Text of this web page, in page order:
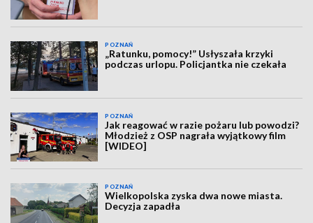
POZNAŃ
„Ratunku, pomocy!” Usłyszała krzyki
podczas urlopu. Policjantka nie czekała
POZNAŃ
Jak reagować w razie pożaru lub powodzi?
Młodzież z OSP nagrała wyjątkowy film
[WIDEO]
POZNAŃ
Wielkopolska zyska dwa nowe miasta.
Decyzja zapadła